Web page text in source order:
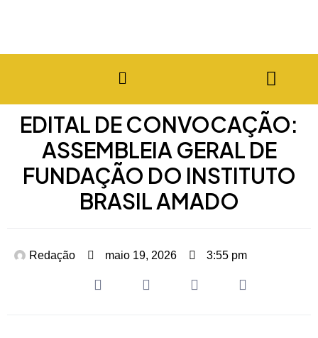
EDITAL DE CONVOCAÇÃO:
ASSEMBLEIA GERAL DE
FUNDAÇÃO DO INSTITUTO
BRASIL AMADO
Redação maio 19, 2026 3:55 pm